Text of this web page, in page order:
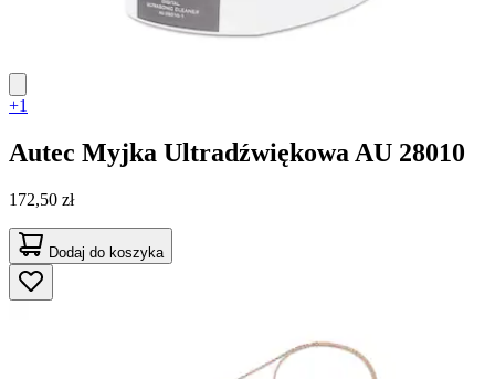
+1
Autec Myjka Ultradźwiękowa AU 28010
172,50 zł
Dodaj do koszyka